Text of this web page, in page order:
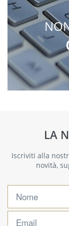
LA
Iscriviti alla
novità,